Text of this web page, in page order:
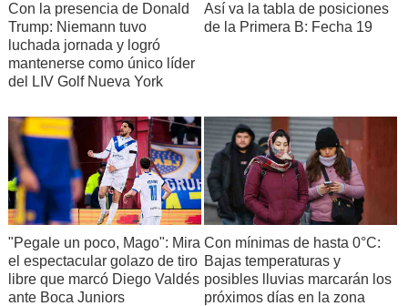
Con la presencia de Donald
Trump: Niemann tuvo
luchada jornada y logró
mantenerse como único líder
del LIV Golf Nueva York
Así va la tabla de posiciones
de la Primera B: Fecha 19
"Pegale un poco, Mago": Mira
el espectacular golazo de tiro
libre que marcó Diego Valdés
ante Boca Juniors
Con mínimas de hasta 0°C:
Bajas temperaturas y
posibles lluvias marcarán los
próximos días en la zona